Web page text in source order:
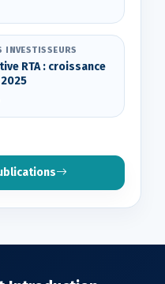
INVESTISSEURS
RTA : croissance